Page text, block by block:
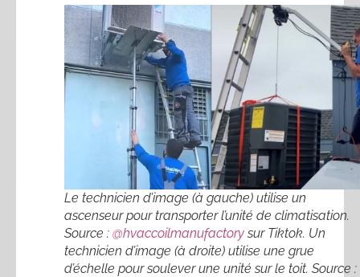
Le technicien d’image (à gauche) utilise un
ascenseur pour transporter l’unité de climatisation.
Source : @hvaccoilmanufactory sur Tiktok. Un
technicien d’image (à droite) utilise une grue
d’échelle pour soulever une unité sur le toit. Source :